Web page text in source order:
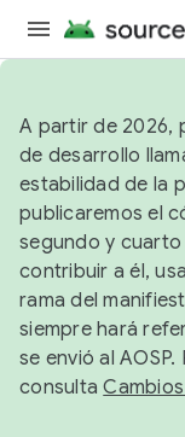
A partir de 2026,
de desarrollo
estabilidad de la
publicaremos el
segundo y cuarto
contribuir a él, usa
rama del
siempre hará
se envió al
consulta